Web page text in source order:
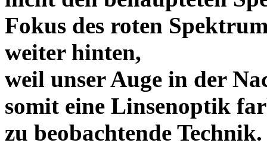
Fokus des roten
weiter hinten,
weil unser Auge in der
somit eine Linsenoptik
zu beobachtende